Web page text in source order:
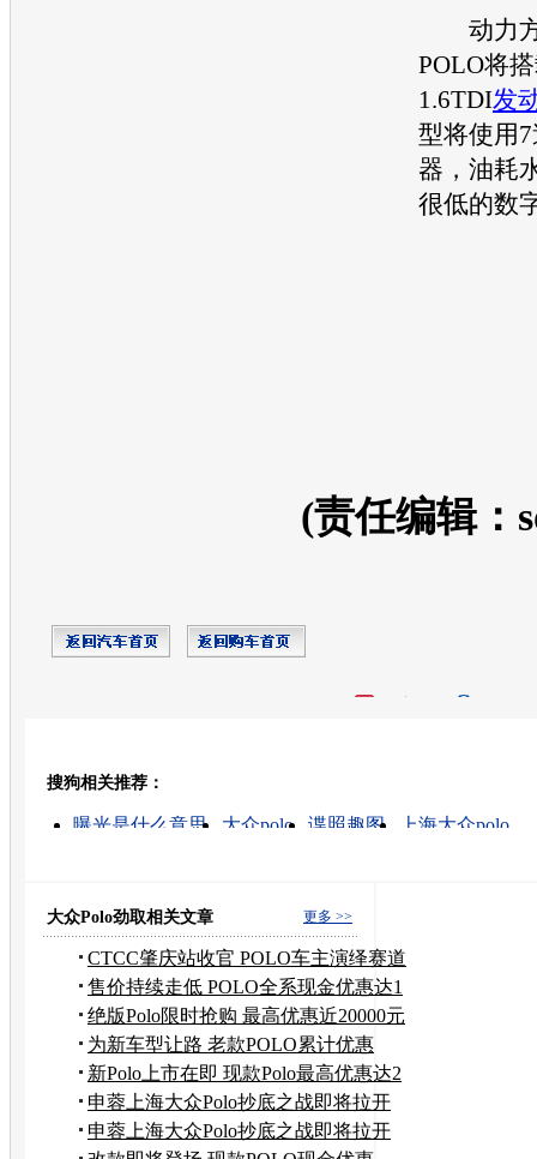
动力方
POLO将
1.6TDI发
型将使用
器，油耗
很低的数
(责任编辑：
搜狗相关推荐：
曝光是什么意思 大众polo 谍照趣图
上海大众polo
更多 >>
大众Polo劲取相关文章
CTCC肇庆站收官 POLO车主演绎赛道
精彩
售价持续走低 POLO全系现金优惠达1
万元
绝版Polo限时抢购 最高优惠近20000元
为新车型让路 老款POLO累计优惠
9000元
新Polo上市在即 现款Polo最高优惠达2
万
申蓉上海大众Polo抄底之战即将拉开
帷幕
申蓉上海大众Polo抄底之战即将拉开